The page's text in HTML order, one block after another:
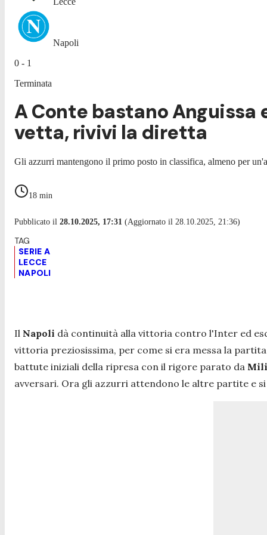
Napoli
0 - 1
Terminata
A Conte bastano
vetta, rivivi la diretta
Gli azzurri mantengono il primo posto in classifica, almeno per
18 min
Pubblicato il 28.10.2025, 17:31 (Aggiornato il 28.10.2025, 21:36)
SERIE A
LECCE
NAPOLI
Il Napoli dà continuità alla vittoria contro l'Inter ed
vittoria preziosissima, per come si era messa la
battute iniziali della ripresa con il rigore parato da
avversari. Ora gli azzurri attendono le altre partite e